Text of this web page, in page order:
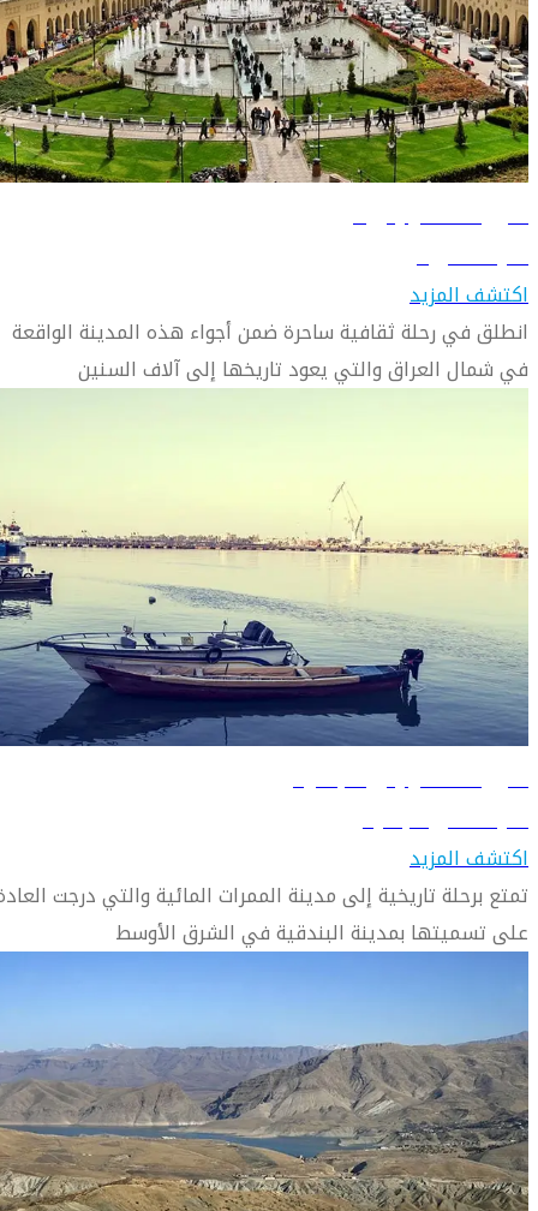
دليل السفر إلى أربيل
تعرّف على أربيل
اكتشف المزيد
انطلق في رحلة ثقافية ساحرة ضمن أجواء هذه المدينة الواقعة
في شمال العراق والتي يعود تاريخها إلى آلاف السنين
دليل السفر إلى البصرة
تعرّف على البصرة
اكتشف المزيد
تمتع برحلة تاريخية إلى مدينة الممرات المائية والتي درجت
على تسميتها بمدينة البندقية في الشرق الأوسط